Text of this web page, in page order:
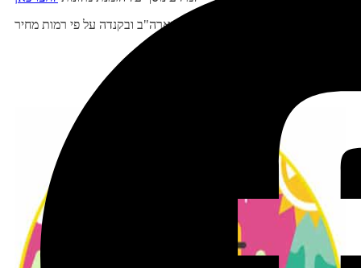
רשימת מלונות מומלצים בארה"ב ובקנדה על פי רמות מחיר